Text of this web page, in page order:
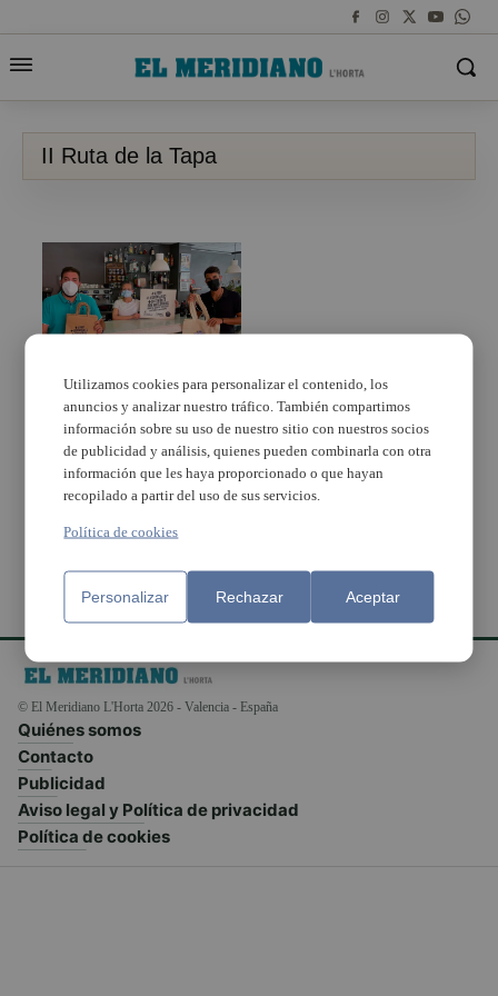
II Ruta de la Tapa
Rafelbunyol inicia la
campanya «+A prop
+Sostenibles
+Responsables
#SomRafelbunyol»
© El Meridiano L'Horta 2026 - Valencia - España
Quiénes somos
Contacto
Publicidad
Aviso legal y Política de privacidad
Política de cookies
Utilizamos cookies para personalizar el contenido, los
anuncios y analizar nuestro tráfico. También compartimos
información sobre su uso de nuestro sitio con nuestros socios
de publicidad y análisis, quienes pueden combinarla con otra
información que les haya proporcionado o que hayan
recopilado a partir del uso de sus servicios.
Política de cookies
Personalizar Rechazar Aceptar